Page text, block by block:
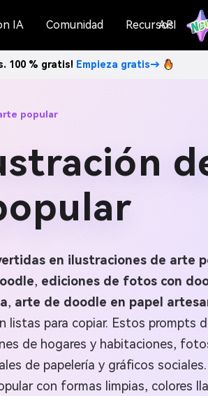
IA Comunidad Recursos
API
100 % gratis! Empieza gratis→
popular
en ilustraciones de arte
, ediciones de fotos con
, arte de doodle en papel
listas para copiar. Estos prompts
de hogares y habitaciones,
de papelería y gráficos
con formas limpias, colores